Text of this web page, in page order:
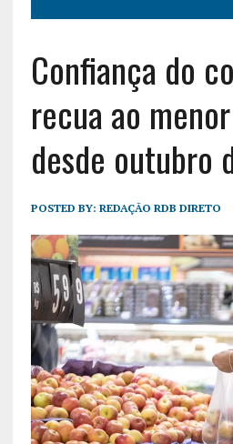
Confiança do
recua ao
desde outubro
POSTED BY: REDAÇÃO RDB DIRETO